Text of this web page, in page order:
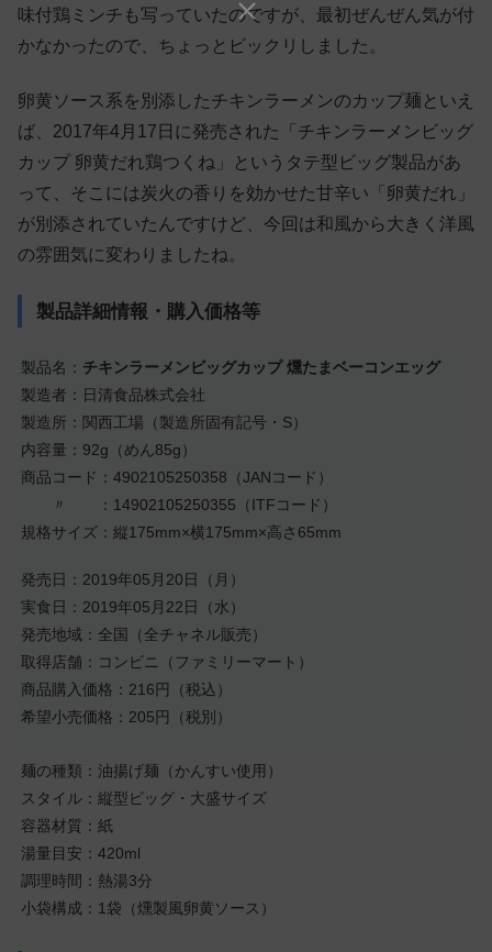
味付鶏ミンチも写っていたのですが、最初ぜんぜん気が付
かなかったので、ちょっとビックリしました。
卵黄ソース系を別添したチキンラーメンのカップ麺といえ
ば、2017年4月17日に発売された「チキンラーメンビッグ
カップ 卵黄だれ鶏つくね」というタテ型ビッグ製品があ
って、そこには炭火の香りを効かせた甘辛い「卵黄だれ」
が別添されていたんですけど、今回は和風から大きく洋風
の雰囲気に変わりましたね。
製品詳細情報・購入価格等
製品名： チキンラーメンビッグカップ 燻たまベーコンエッグ
製造者：日清食品株式会社
製造所：関西工場（製造所固有記号・S）
内容量：92g（めん85g）
商品コード：4902105250358（JANコード）
〃 ：14902105250355（ITFコード）
規格サイズ：縦175mm×横175mm×高さ65mm
発売日：2019年05月20日（月）
実食日：2019年05月22日（水）
発売地域：全国（全チャネル販売）
取得店舗：コンビニ（ファミリーマート）
商品購入価格：216円（税込）
希望小売価格：205円（税別）
麺の種類：油揚げ麺（かんすい使用）
スタイル：縦型ビッグ・大盛サイズ
容器材質：紙
湯量目安：420ml
調理時間：熱湯3分
小袋構成：1袋（燻製風卵黄ソース）